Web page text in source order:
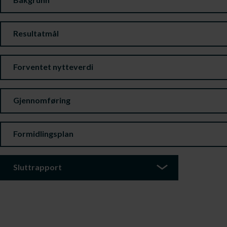
Resultatmål
Forventet nytteverdi
Gjennomføring
Formidlingsplan
Sluttrapport